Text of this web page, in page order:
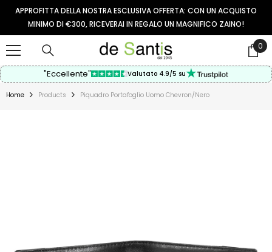
VAI AL CONTENUTO
APPROFITTA DELLA NOSTRA ESCLUSIVA OFFERTA: CON UN ACQUISTO
MINIMO DI €300, RICEVERAI IN REGALO UN MAGNIFICO ZAINO!
0
0
"Eccellente" Valutato 4.9/5 su
Home Products Piquadro Portafoglio Uomo Chevron/nero